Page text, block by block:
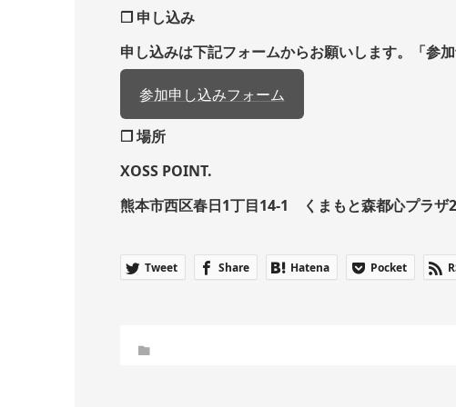
❒ 申し込み
申し込みは下記フォームからお願いします。「参
参加申し込みフォーム
❒ 場所
XOSS POINT.
熊本市西区春日1丁目14-1 くまもと森都心プラザ
Tweet Share Hatena Pocket